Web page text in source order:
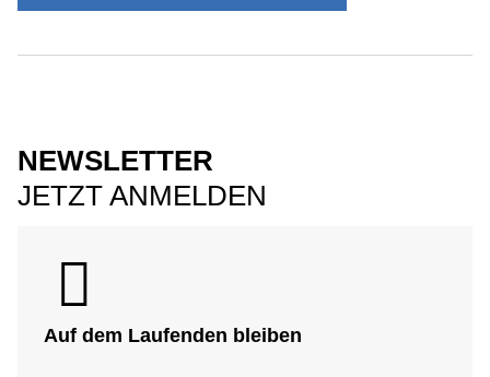
NEWSLETTER
JETZT ANMELDEN
Auf dem Laufenden bleiben